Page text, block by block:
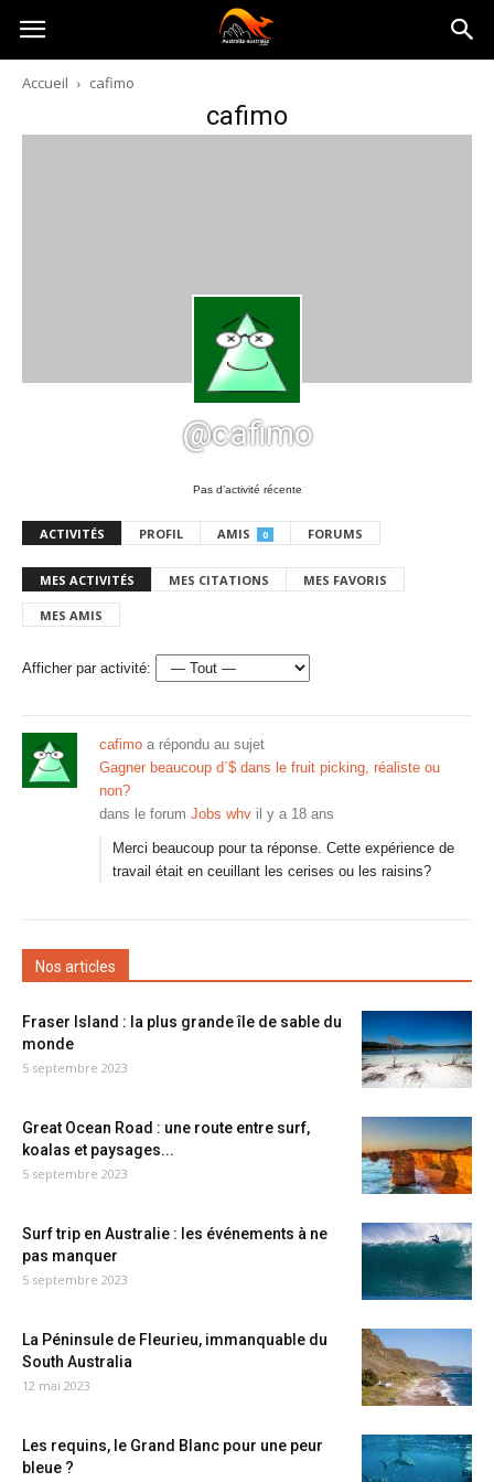
Australia-
australie.com
Accueil cafimo
cafimo
@cafimo
Pas d’activité récente
ACTIVITÉS PROFIL AMIS 0 FORUMS
MES ACTIVITÉS MES CITATIONS MES FAVORIS
MES AMIS
Afficher par activité:
cafimo a répondu au sujet
Gagner beaucoup d`$ dans le fruit picking, réaliste ou
non?
dans le forum Jobs whv il y a 18 ans
Merci beaucoup pour ta réponse. Cette expérience de
travail était en ceuillant les cerises ou les raisins?
Nos articles
Fraser Island : la plus grande île de sable du
monde
5 septembre 2023
Great Ocean Road : une route entre surf,
koalas et paysages...
5 septembre 2023
Surf trip en Australie : les événements à ne
pas manquer
5 septembre 2023
La Péninsule de Fleurieu, immanquable du
South Australia
12 mai 2023
Les requins, le Grand Blanc pour une peur
bleue ?